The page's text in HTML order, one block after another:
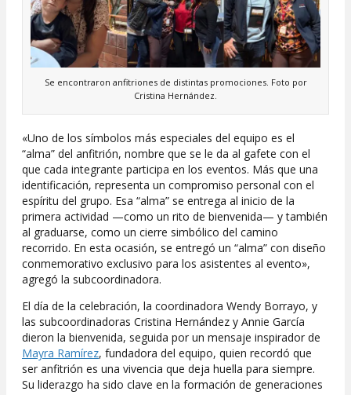
Se encontraron anfitriones de distintas promociones. Foto por
Cristina Hernández.
«Uno de los símbolos más especiales del equipo es el
“alma” del anfitrión, nombre que se le da al gafete con el
que cada integrante participa en los eventos. Más que una
identificación, representa un compromiso personal con el
espíritu del grupo. Esa “alma” se entrega al inicio de la
primera actividad —como un rito de bienvenida— y también
al graduarse, como un cierre simbólico del camino
recorrido. En esta ocasión, se entregó un “alma” con diseño
conmemorativo exclusivo para los asistentes al evento»,
agregó la subcoordinadora.
El día de la celebración, la coordinadora Wendy Borrayo, y
las subcoordinadoras Cristina Hernández y Annie García
dieron la bienvenida, seguida por un mensaje inspirador de
Mayra Ramírez, fundadora del equipo, quien recordó que
ser anfitrión es una vivencia que deja huella para siempre.
Su liderazgo ha sido clave en la formación de generaciones